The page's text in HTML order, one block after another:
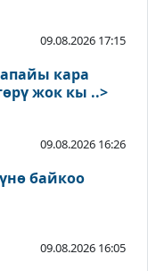
09.08.2026 17:15
кара
жок кы ..>
09.08.2026 16:26
байкоо
09.08.2026 16:05